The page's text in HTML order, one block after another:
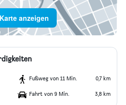
anzeigen
Fußweg von 11 Min. 0,7 km
Fahrt von 9 Min. 3,8 km